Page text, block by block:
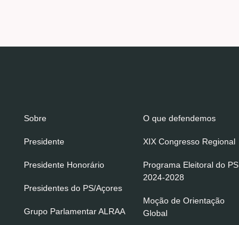
Sobre
Presidente
Presidente Honorário
Presidentes do PS/Açores
Grupo Parlamentar ALRAA
O que defendemos
XIX Congresso Regional
Programa Eleitoral do PS
2024-2028
Moção de Orientação
Global